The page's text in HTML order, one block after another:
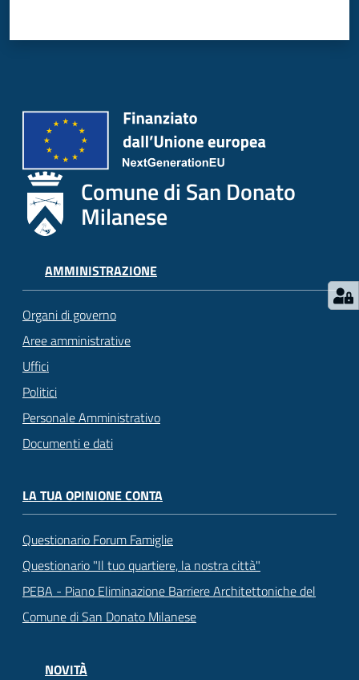
Comune di San Donato
Milanese
AMMINISTRAZIONE
Organi di governo
Aree amministrative
Uffici
Politici
Personale Amministrativo
Documenti e dati
LA TUA OPINIONE CONTA
Questionario Forum Famiglie
Questionario "Il tuo quartiere, la nostra città"
PEBA - Piano Eliminazione Barriere Architettoniche del
Comune di San Donato Milanese
NOVITÀ